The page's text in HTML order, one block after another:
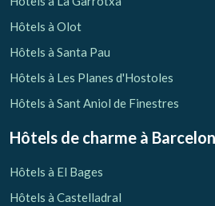
Hôtels à Olot
Hôtels à Santa Pau
Hôtels à Les Planes d'Hostoles
Hôtels à Sant Aniol de Finestres
Hôtels de charme à
Hôtels à El Bages
Hôtels à Castelladral